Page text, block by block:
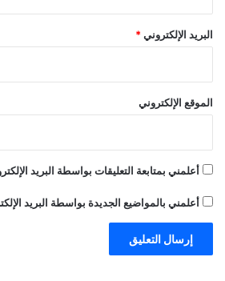
البريد الإلكتروني*
الموقع الإلكتروني
أعلمني بمتابعة التعليقات بواسطة البريد
أعلمني بالمواضيع الجديدة بواسطة البريد